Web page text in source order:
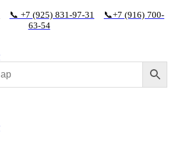
📞 +7 (925) 831-97-31
📞+7 (916) 700-
63-54